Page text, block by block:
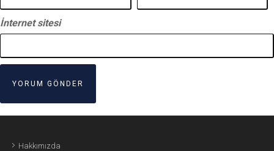
İnternet sitesi
Hakkımızda